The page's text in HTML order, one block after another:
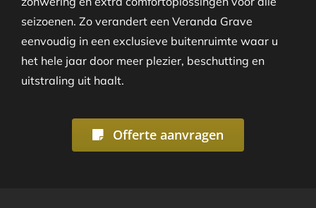
seizoenen. Zo verandert een Veranda Grave
eenvoudig in een exclusieve buitenruimte waar u
het hele jaar door meer plezier, beschutting en
uitstraling uit haalt.
Offerte aanvragen